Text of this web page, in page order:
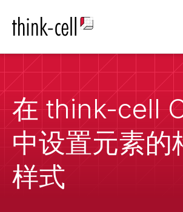
在 think-cell
中设置元素的
样式